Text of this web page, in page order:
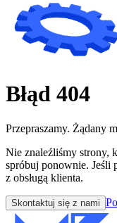
Błąd 404
Przepraszamy. Żądany
Nie znaleźliśmy strony,
spróbuj ponownie. Jeśli
z obsługą klienta.
Skontaktuj się z nami